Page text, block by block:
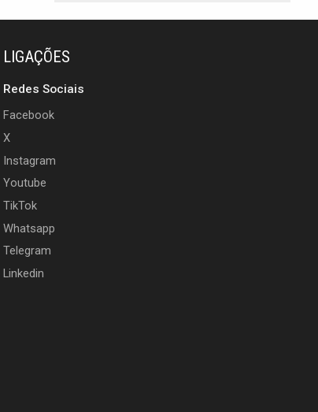
LIGAÇÕES
Redes Sociais
Facebook
X
Instagram
Youtube
TikTok
Whatsapp
Telegram
Linkedin